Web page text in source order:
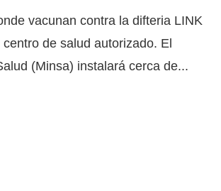
vacunan contra la difteria LINK
de salud autorizado. El
(Minsa) instalará cerca de...